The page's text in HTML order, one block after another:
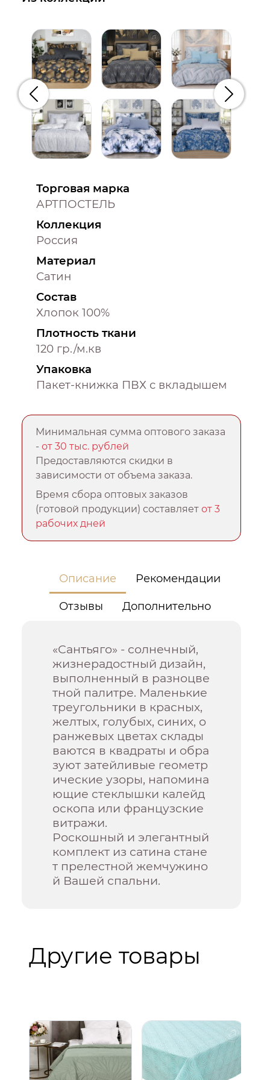
Предыдущий
Торговая марка
АРТПОСТЕЛЬ
Коллекция
Россия
Материал
Сатин
Состав
Хлопок 100%
Плотность ткани
120 гр./м.кв
Упаковка
Пакет-книжка ПВХ с вкладышем
Минимальная сумма оптового заказа
-от 30 тыс. рублей
Предоставляются скидки в
зависимости от объема заказа.
Время сбора оптовых заказов
(готовой продукции) составляетот 3
рабочих дней
Описание Рекомендации
Отзывы Дополнительно
«Сантьяго» - солнечный,
жизнерадостный дизайн,
выполненный в разноцве
тной палитре. Маленькие
треугольники в красных,
желтых, голубых, синих, о
ранжевых цветах склады
ваются в квадраты и обра
зуют затейливые геометр
ические узоры, напомина
ющие стеклышки калейд
оскопа или французские
витражи.
Роскошный и элегантный
комплект из сатина стане
т прелестной жемчужино
й Вашей спальни.
Другие товары